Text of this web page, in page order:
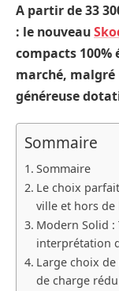
A partir de 33
: le nouveau
compacts 100%
marché,
généreuse
Sommaire
Sommaire
Le choix
ville et hors de
Modern Solid :
interprétation
Large choix
de charge